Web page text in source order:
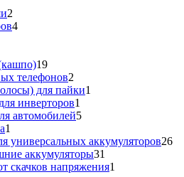
2
товара
44
1919
товаров
телефонов2
товара
для пайки1
инверторов1
товар
автомобилей55
1
товар
универсальных аккумуляторов2626
аккумуляторы31
товар
скачков напряжения1